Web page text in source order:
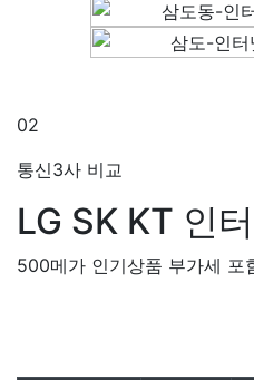
02
통신3사 비교
LG SK KT 인
500메가 인기상품 부가세 포